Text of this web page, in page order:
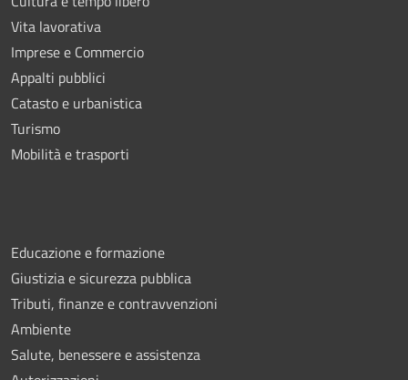
Vita lavorativa
Imprese e Commercio
Appalti pubblici
Catasto e urbanistica
Turismo
Mobilità e trasporti
Educazione e formazione
Giustizia e sicurezza pubblica
Tributi, finanze e contravvenzioni
Ambiente
Salute, benessere e assistenza